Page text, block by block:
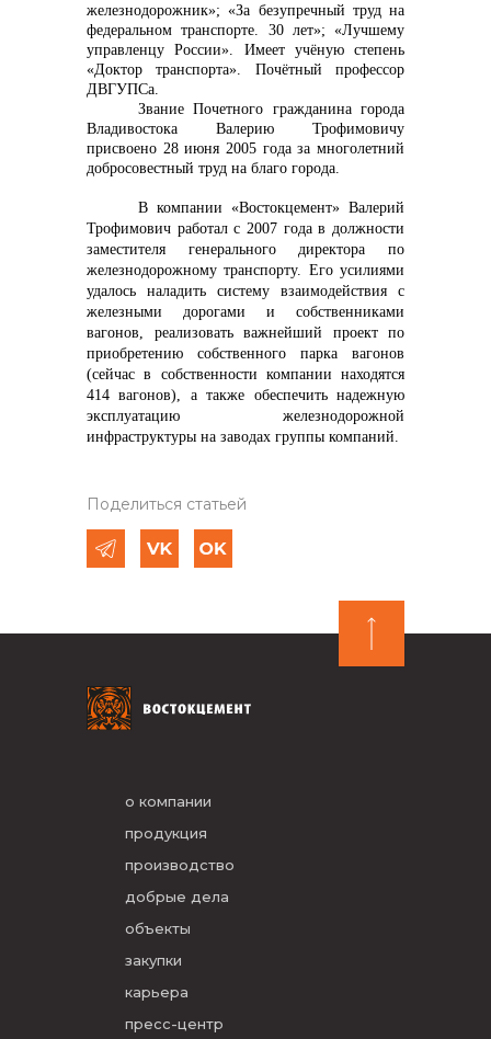
железнодорожник»; «За безупречный труд на
федеральном транспорте. 30 лет»; «Лучшему
управленцу России». Имеет учёную степень
«Доктор транспорта». Почётный профессор
ДВГУПСа.
Звание Почетного гражданина города
Владивостока Валерию Трофимовичу
присвоено 28 июня 2005 года за многолетний
добросовестный труд на благо города.
В компании «Востокцемент» Валерий
Трофимович работал с 2007 года в должности
заместителя генерального директора по
железнодорожному транспорту. Его усилиями
удалось наладить систему взаимодействия с
железными дорогами и собственниками
вагонов, реализовать важнейший проект по
приобретению собственного парка вагонов
(сейчас в собственности компании находятся
414 вагонов), а также обеспечить надежную
эксплуатацию железнодорожной
инфраструктуры на заводах группы компаний.
Поделиться статьей
о компании
продукция
производство
добрые дела
объекты
закупки
карьера
пресс-центр